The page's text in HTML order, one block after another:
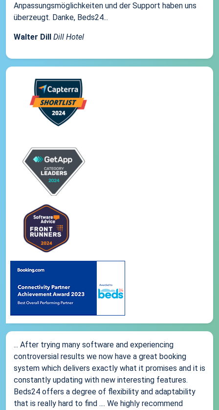
Anpassungsmöglichkeiten und der Support haben uns
überzeugt. Danke, Beds24...
Walter Dill Dill Hotel
... After trying many software and experiencing
controversial results we now have a great booking
system which delivers exactly what it promises and it is
constantly updating with new interesting features.
Beds24 offers a degree of flexibility and adaptability
that is really hard to find .... We highly recommend